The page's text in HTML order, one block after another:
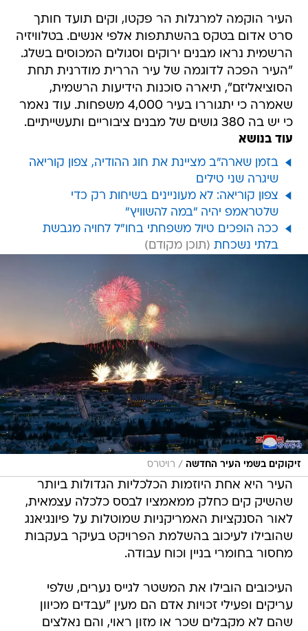
העיר הוקמה למרגלות הר פקטו, וקים תועד חותך
סרט אדום בטקס בהשתתפות אלפי אנשים. בטלוויזיה
הרשמית נראו מבנים ירוקים וסגולים המכוסים בשלג.
"העיר הפכה לדוגמה של עיר הררית מודרנית תחת
הסוציאליזם", תיארה סוכנות הידיעות הרשמית,
שאמרה כי יתגוררו בעיר 4,000 משפחות. עוד נאמר
כי יש בה 380 גושים של מבנים ציבוריים ותעשייתיים.
עוד בנושא
בזמן שארה"ב מציינת את חוג ההודיה, צפון קוריאה
שיגרה שני טילים
צפון קוריאה: לא מעוניינים בשיחות רק כדי
שלטראמפ יהיה "במה להשוויץ"
ככה הופכים טיול משפחתי בחו"ל לחויה מגבשת
בלתי נשכחת
זיקוקים בשמי העיר החדשה / רויטרס
העיר היא אחת היוזמות הכלכליות הגדולות ביותר
שהשיק קים כחלק ממאמציו לבסס כלכלה עצמאית,
לאור הסנקציות האמריקניות שמוטלות על פיונגיאנג
שהובילו לעיכוב בהשלמת הפרויקט בעיקר בעקבות
מחסור בחומרי בניין וכוח עבודה.
העיכובים הובילו את המשטר לגייס נערים, שלפי
עריקים ופעילי זכויות אדם הם מעין "עבדים מכיוון
שהם לא מקבלים שכר או מזון ראוי, והם נאלצים